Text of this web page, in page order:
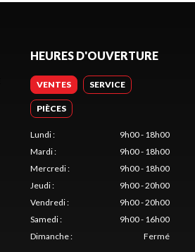
HEURES D'OUVERTURE
VENTES SERVICE
PIÈCES
Lundi:
9h00 - 18h00
Mardi:
9h00 - 18h00
Mercredi:
9h00 - 18h00
Jeudi:
9h00 - 20h00
Vendredi:
9h00 - 20h00
Samedi:
9h00 - 16h00
Dimanche: Fermé